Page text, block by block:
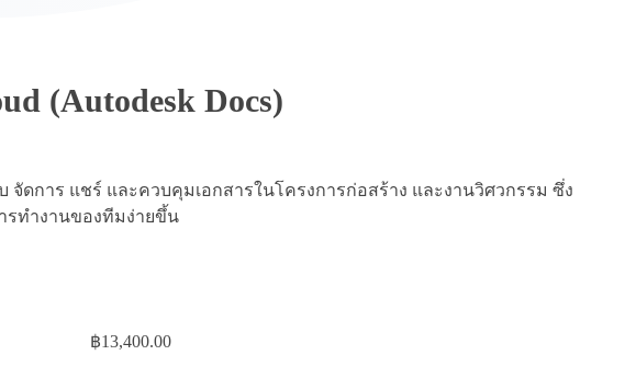
(Autodesk Docs)
จัดการ แชร์ และควบคุมเอกสารในโครงการก่อสร้าง และงานวิศวกรรม ซึ่ง
รทำงานของทีมง่ายขึ้น
฿13,400.00